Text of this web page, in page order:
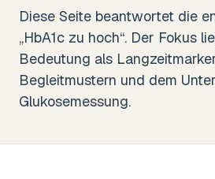
Diese Seite beantwortet die
„HbA1c zu hoch“. Der Fokus
Bedeutung als
Begleitmustern und dem
Glukosemessung.